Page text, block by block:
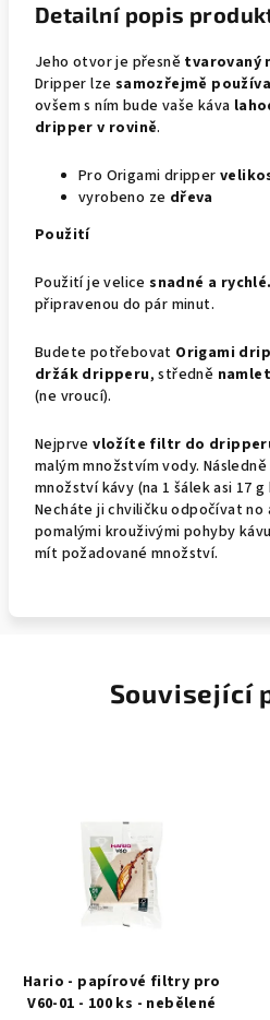
Detailní popis
Jeho otvor je přesně tvarovaný
Dripper lze samozřejmě
ovšem s ním bude vaše káva
dripper v rovině.
Pro Origami dripper
vyrobeno ze dřeva
Použití
Použití je velicesnadné a rychlé.
připravenou do pár minut.
Budete potřebovat Origami
držák dripperu, středně
(ne vroucí).
Nejprve vložíte filtr do
malým množstvím vody.
množství kávy (na 1 šálek asi 17
Necháte ji chviličku odpočívat
pomalými krouživými pohyby
mít požadované množství.
Související
Hario - papírové filtry pro
V60-01 - 100 ks - nebělené